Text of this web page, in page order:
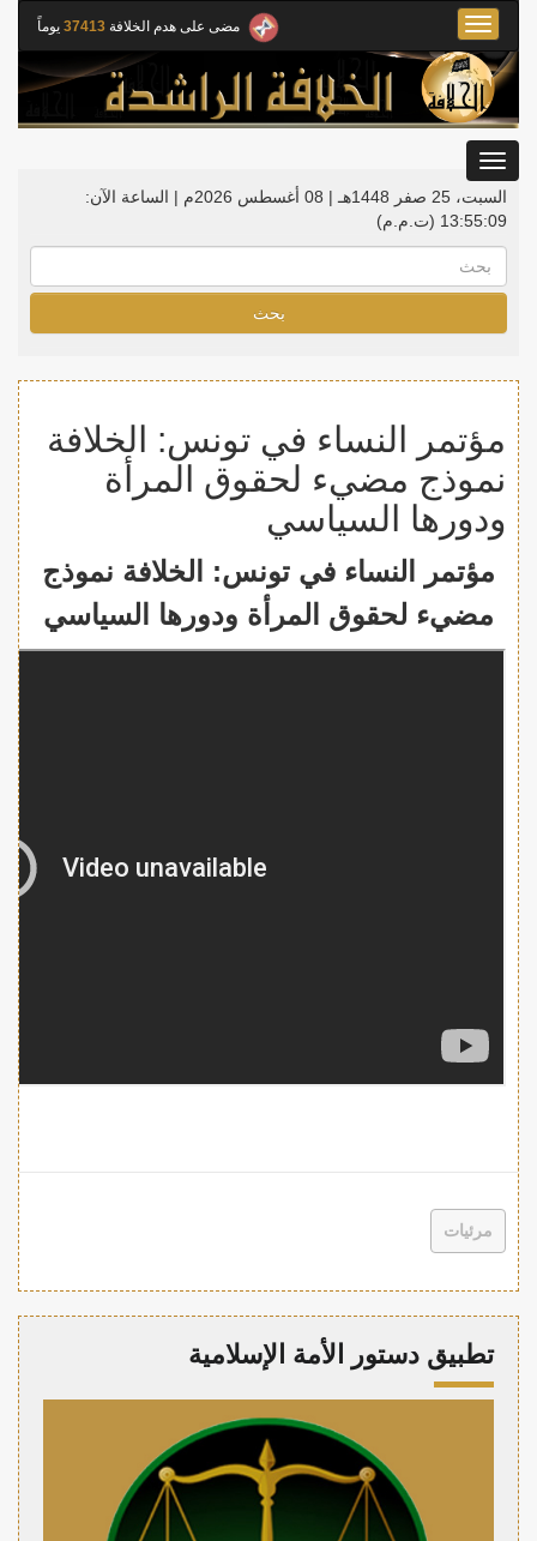
مضى على هدم الخلافة 37413 يوماً
Toggle
navigation
السبت، 25 صفر 1448هـ | 08 أغسطس 2026م |
الساعة الآن:
13:55:09 (ت.م.م)
بحث
مؤتمر النساء في تونس: الخلافة
نموذج مضيء لحقوق المرأة
ودورها السياسي
مؤتمر النساء في تونس: الخلافة نموذج
مضيء لحقوق المرأة ودورها السياسي
مرئيات
تطبيق دستور الأمة الإسلامية